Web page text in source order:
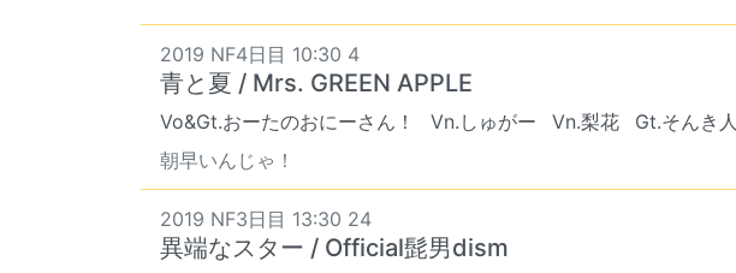
2019 NF4日目 10:30 4
青と夏 / Mrs. GREEN APPLE
Vo&Gt.おーたのおにーさん！ Vn.しゅがー Vn.梨花 Gt.そんき人
朝早いんじゃ！
2019 NF3日目 13:30 24
異端なスター / Official髭男dism